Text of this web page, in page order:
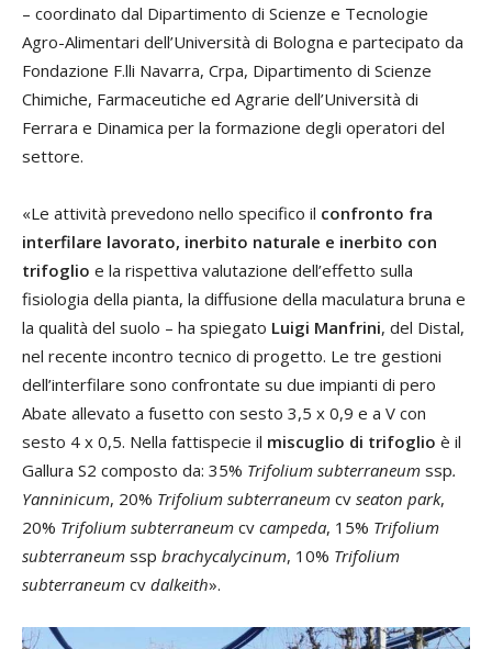
– coordinato dal Dipartimento di Scienze e Tecnologie
Agro-Alimentari dell’Università di Bologna e partecipato da
Fondazione F.lli Navarra, Crpa, Dipartimento di Scienze
Chimiche, Farmaceutiche ed Agrarie dell’Università di
Ferrara e Dinamica per la formazione degli operatori del
settore.
«Le attività prevedono nello specifico il confronto fra
interfilare lavorato, inerbito naturale e inerbito con
trifoglio e la rispettiva valutazione dell’effetto sulla
fisiologia della pianta, la diffusione della maculatura bruna e
la qualità del suolo – ha spiegato Luigi Manfrini, del Distal,
nel recente incontro tecnico di progetto. Le tre gestioni
dell’interfilare sono confrontate su due impianti di pero
Abate allevato a fusetto con sesto 3,5 x 0,9 e a V con
sesto 4 x 0,5. Nella fattispecie il miscuglio di trifoglio è il
Gallura S2 composto da: 35% Trifolium subterraneum ssp.
Yanninicum, 20% Trifolium subterraneum cv seaton park,
20% Trifolium subterraneum cv campeda, 15% Trifolium
subterraneum ssp brachycalycinum, 10% Trifolium
subterraneum cv dalkeith».